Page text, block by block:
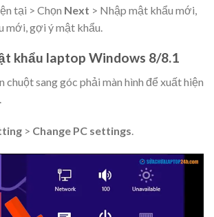
tại > Chọn Next > Nhập mật khẩu mới,
mới, gợi ý mật khẩu.
khẩu laptop Windows 8/8.1
chuột sang góc phải màn hình để xuất hiện
.
> Change PC settings.